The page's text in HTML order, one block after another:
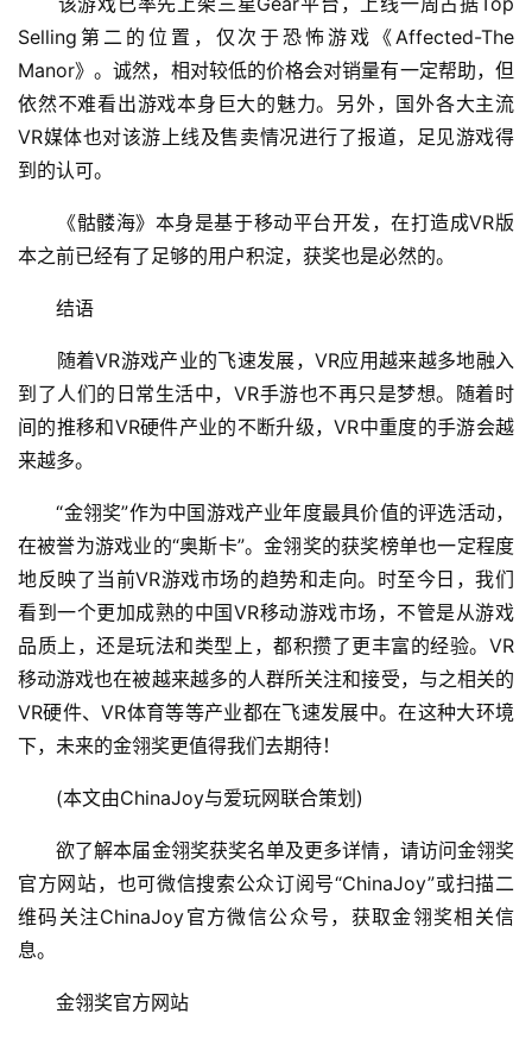
三
届
金
茶
奖
7
月
0
日
游
茶
对
接
会
上
海
文
(
中
Selling第二的位置，仅次于恐怖游戏《Affected-The
Manor》。诚然，相对较低的价格会对销量有一定帮助，但
依然不难看出游戏本身巨大的魅力。另外，国外各大主流
VR媒体也对该游上线及售卖情况进行了报道，足见游戏得
到的认可。
《骷髅海》本身是基于移动平台开发，在打造成VR版
本之前已经有了足够的用户积淀，获奖也是必然的。
结语
随着VR游戏产业的飞速发展，VR应用越来越多地融入
到了人们的日常生活中，VR手游也不再只是梦想。随着时
间的推移和VR硬件产业的不断升级，VR中重度的手游会越
来越多。
“金翎奖”作为中国游戏产业年度最具价值的评选活动，
在被誉为游戏业的“奥斯卡”。金翎奖的获奖榜单也一定程度
地反映了当前VR游戏市场的趋势和走向。时至今日，我们
看到一个更加成熟的中国VR移动游戏市场，不管是从游戏
品质上，还是玩法和类型上，都积攒了更丰富的经验。VR
移动游戏也在被越来越多的人群所关注和接受，与之相关的
VR硬件、VR体育等等产业都在飞速发展中。在这种大环境
下，未来的金翎奖更值得我们去期待！
(本文由ChinaJoy与爱玩网联合策划)
欲了解本届金翎奖获奖名单及更多详情，请访问金翎奖
官方网站，也可微信搜索公众订阅号“ChinaJoy”或扫描二
维码关注ChinaJoy官方微信公众号，获取金翎奖相关信
息。
金翎奖官方网站